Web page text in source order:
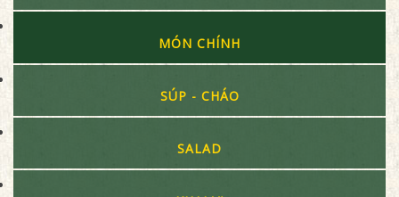
MÓN CHÍNH
SÚP - CHÁO
SALAD